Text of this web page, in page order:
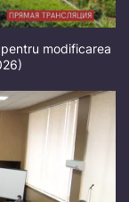
modificarea